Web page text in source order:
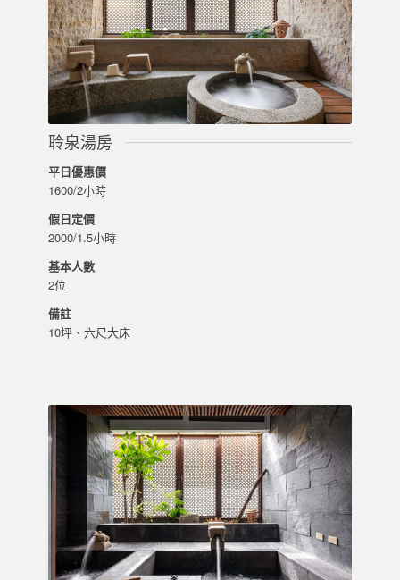
聆泉湯房
平日優惠價
1600/2小時
假日定價
2000/1.5小時
基本人數
2位
備註
10坪、六尺大床